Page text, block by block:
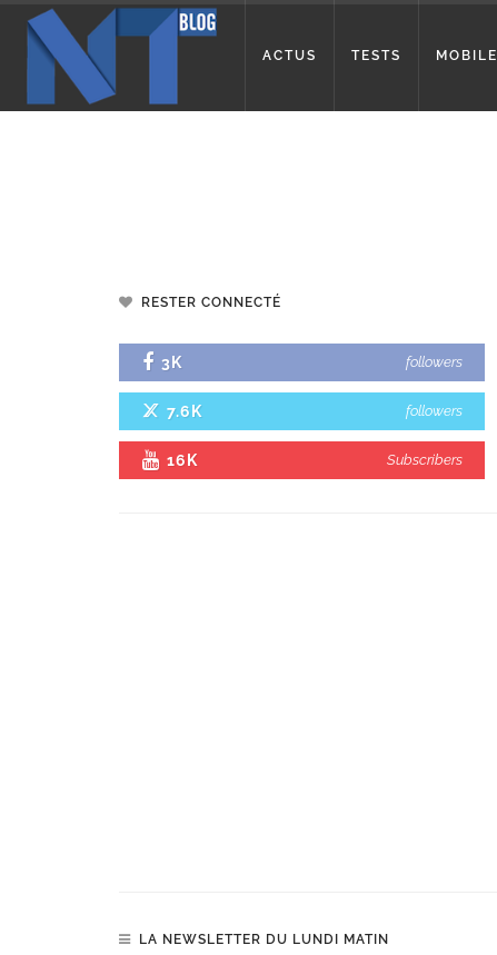
ACTUS TESTS MOBILE
RESTER CONNECTÉ
3K followers
7.6K followers
16K Subscribers
LA NEWSLETTER DU LUNDI MATIN